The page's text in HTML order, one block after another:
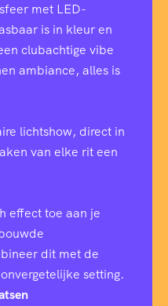
met LED-
is in kleur en
clubachtige vibe
ambiance, alles is
lichtshow, direct in
van elke rit een
effect toe aan je
dit met de
setting.